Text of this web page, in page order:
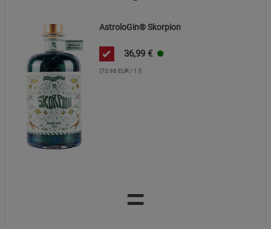
AstroloGin® Skorpion
36,99 €
(73,98 EUR / 1 l)
=